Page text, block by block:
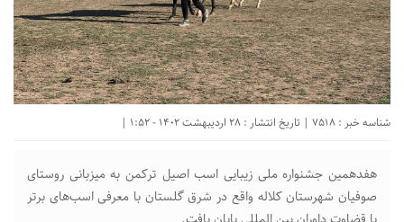
شناسه خبر : 7518 | تاریخ انتشار : 28 اردیبهشت 1402 - 1:52 |
هفدهمین جشنواره ملی زیبایی اسب اصیل ترکمن به میزبانی روستای
صوفیان شهرستان کلاله واقع در شرق گلستان با معرفی اسب‌های برتر